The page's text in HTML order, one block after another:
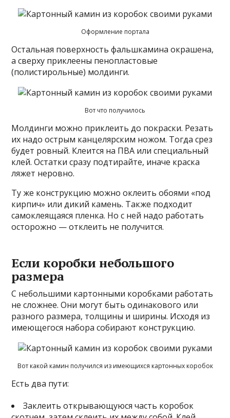
Оформление портала
Остальная поверхность фальшкамина окрашена,
а сверху приклеены пенопластовые
(полистирольные) молдинги.
Вот что получилось
Молдинги можно приклеить до покраски. Резать
их надо острым канцелярским ножом. Тогда срез
будет ровный. Клеится на ПВА или специальный
клей. Остатки сразу подтирайте, иначе краска
ляжет неровно.
Ту же конструкцию можно оклеить обоями «под
кирпич» или дикий камень. Также подходит
самоклеящаяся пленка. Но с ней надо работать
осторожно — отклеить не получится.
Если коробки небольшого
размера
С небольшими картонными коробками работать
не сложнее. Они могут быть одинакового или
разного размера, толщины и ширины. Исходя из
имеющегося набора собирают конструкцию.
Вот какой камин получился из имеющихся картонных коробок
Есть два пути:
Заклеить открывающуюся часть коробок